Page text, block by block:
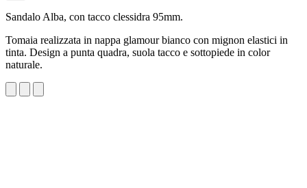
Sandalo Alba, con tacco clessidra 95mm.
Tomaia realizzata in nappa glamour bianco con mignon elastici in
tinta. Design a punta quadra, suola tacco e sottopiede in color
naturale.